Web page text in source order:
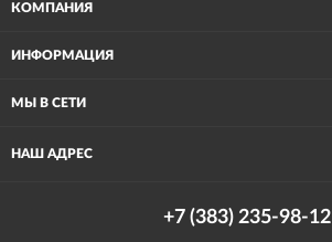
КОМПАНИЯ
ИНФОРМАЦИЯ
МЫ В СЕТИ
НАШ АДРЕС
+7 (383) 235-98-12